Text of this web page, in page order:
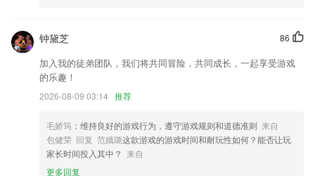
优化修改。
可以把一刻相册的内容分享到微博与QQ。
联系我们
分评论，说出您的使用经历，以帮助我们更好的对产品进行优化修改。
86
钟黛芝
加入我的徒弟团队，我们将共同冒险，共同成长，一起享受游戏
的乐趣！
2026-08-09 03:14 推荐
毛娇筠 ：维持良好的游戏行为，遵守游戏规则和道德准则 来自
包健荣 回复 范娥璐这款游戏的游戏时间和耐玩性如何？能否让玩
家长时间投入其中？ 来自
更多回复